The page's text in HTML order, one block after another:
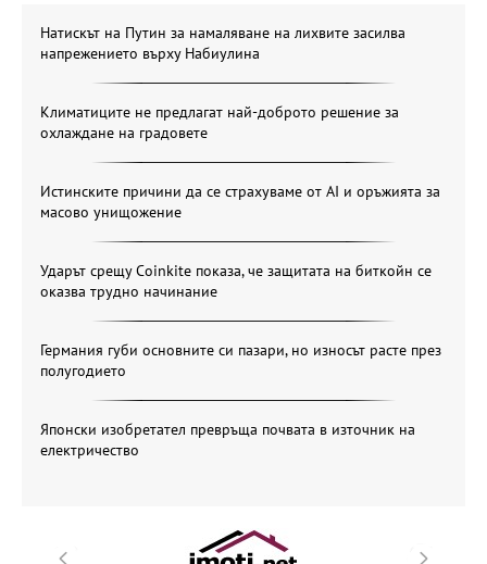
Натискът на Путин за намаляване на лихвите засилва
напрежението върху Набиулина
Климатиците не предлагат най-доброто решение за
охлаждане на градовете
Истинските причини да се страхуваме от AI и оръжията за
масово унищожение
Ударът срещу Coinkite показа, че защитата на биткойн се
оказва трудно начинание
Германия губи основните си пазари, но износът расте през
полугодието
Японски изобретател превръща почвата в източник на
електричество